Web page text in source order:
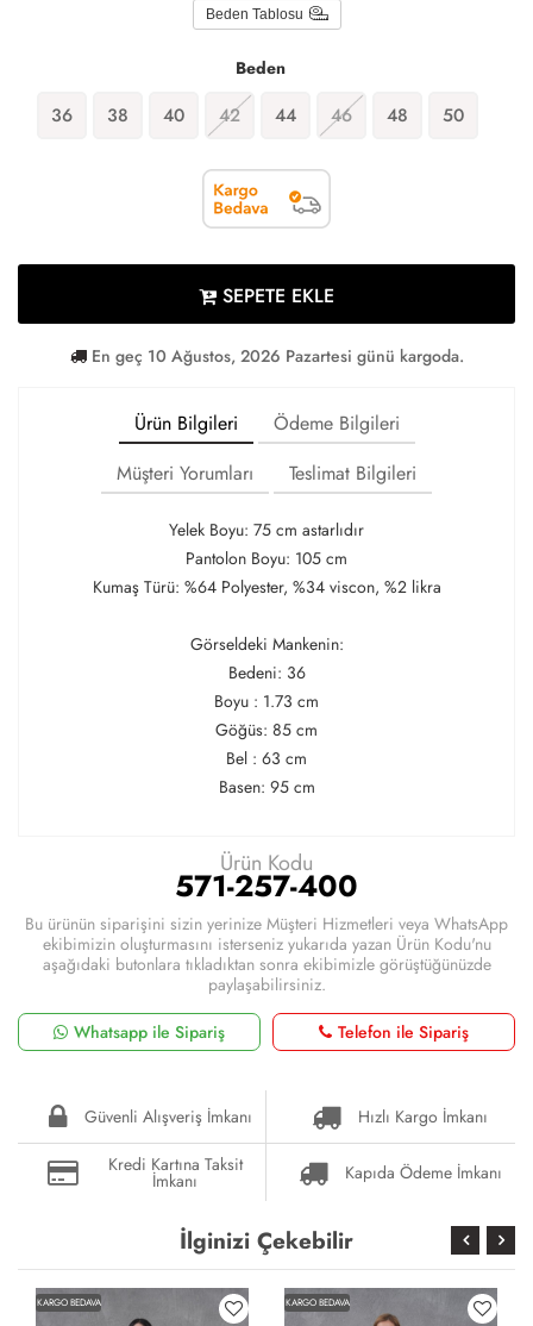
Beden Tablosu
Beden
36 38 40 42 44 46 48 50
SEPETE EKLE
En geç 10 Ağustos, 2026 Pazartesi günü kargoda.
Ürün Bilgileri
Ödeme Bilgileri
Müşteri Yorumları
Teslimat Bilgileri
Yelek Boyu: 75 cm astarlıdır
Pantolon Boyu: 105 cm
Kumaş Türü: %64 Polyester, %34 viscon, %2 likra
Görseldeki Mankenin:
Bedeni: 36
Boyu : 1.73 cm
Göğüs: 85 cm
Bel : 63 cm
Basen: 95 cm
Ürün Kodu
571-257-400
Bu ürünün siparişini sizin yerinize Müşteri Hizmetleri veya WhatsApp
ekibimizin oluşturmasını isterseniz yukarıda yazan Ürün Kodu'nu
aşağıdaki butonlara tıkladıktan sonra ekibimizle görüştüğünüzde
paylaşabilirsiniz.
Whatsapp ile Sipariş
Telefon ile Sipariş
Güvenli Alışveriş İmkanı
Hızlı Kargo İmkanı
Kredi Kartına Taksit
İmkanı Kapıda Ödeme İmkanı
İlginizi Çekebilir
KARGO BEDAVA KARGO BEDAVA